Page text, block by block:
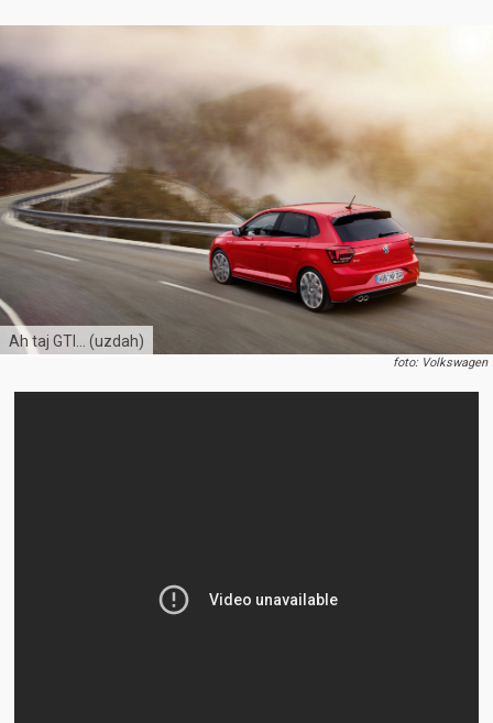
Ah taj GTI… (uzdah)
foto: Volkswagen